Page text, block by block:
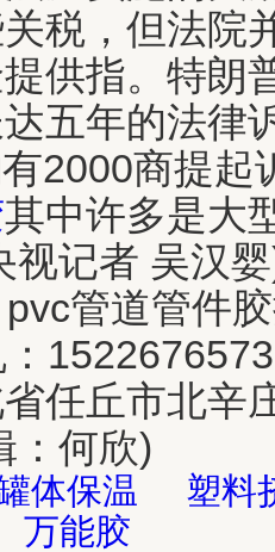
税，但法院
供指。特朗
五年的法律
2000商提起
其中许多是大
视记者 吴汉
管道管件
任丘市北辛
：何欣)
体保温
塑料
万能胶